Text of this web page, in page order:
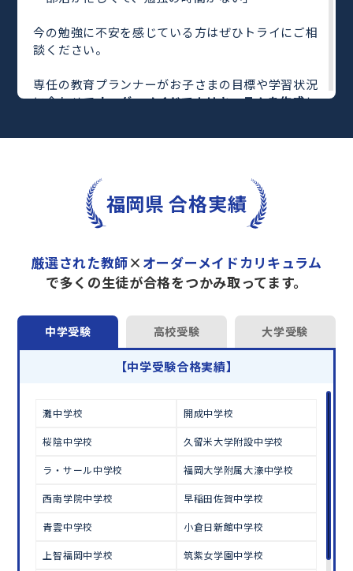
今の勉強に不安を感じている方はぜひトライにご相
談ください。
専任の教育プランナーがお子さまの目標や学習状況
に合わせてオーダーメイドでカリキュラムを作成し
完全マンツーマンで自分に合った教師がわかるまで
さらに、単元別の学習の理解度がわかる「AI学習診
や授業内容や授業以外の勉強をナビゲートする
「DAILY TRY」
など、豊富な学習コンテンツが
トライで一緒に“自己最高得点”を目指しません
か？
オンラインでの学習面談も承っております。
学習相談のお申し込みはこちら
福岡県 合格実績
厳選された教師× オーダーメイドカリキュラム
で多くの生徒が合格をつかみ取ってます。
中学受験 高校受験 大学受験
【中学受験合格実績】
灘中学校 開成中学校
桜陰中学校 久留米大学附設中学校
ラ・サール中学校 福岡大学附属大濠中学校
西南学院中学校 早稲田佐賀中学校
青雲中学校 小倉日新館中学校
上智福岡中学校 筑紫女学園中学校